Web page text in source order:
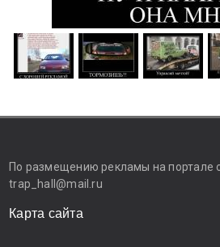
По размещению рекламы на портале
trap_hall@mail.ru
Карта сайта